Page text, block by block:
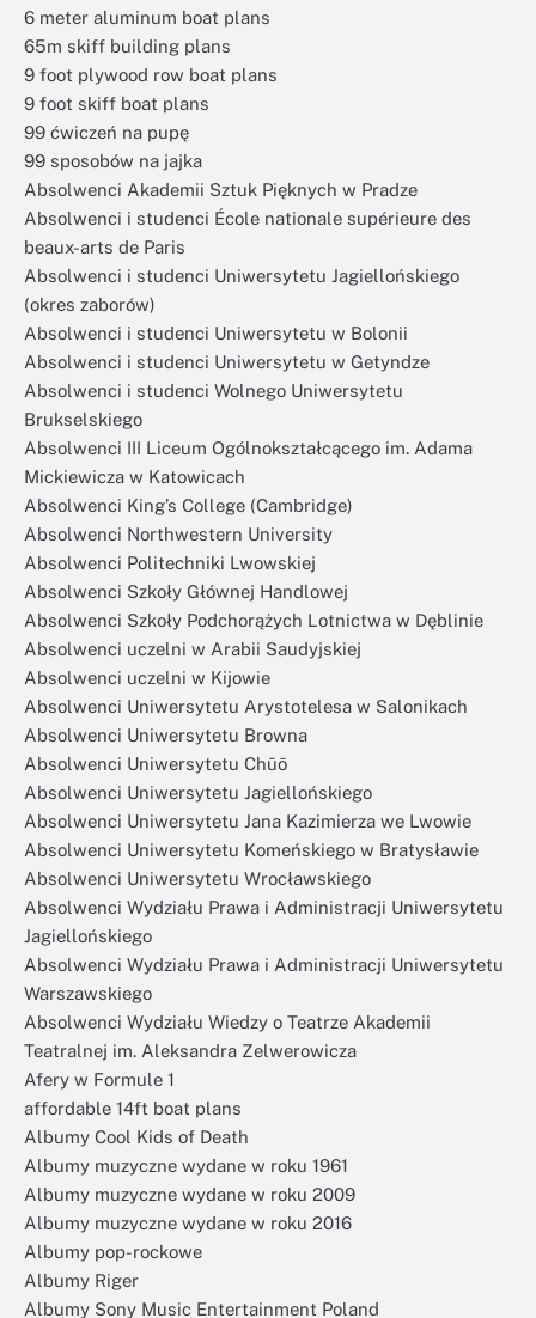
6 meter aluminum boat plans
65m skiff building plans
9 foot plywood row boat plans
9 foot skiff boat plans
99 ćwiczeń na pupę
99 sposobów na jajka
Absolwenci Akademii Sztuk Pięknych w Pradze
Absolwenci i studenci École nationale supérieure des
beaux-arts de Paris
Absolwenci i studenci Uniwersytetu Jagiellońskiego
(okres zaborów)
Absolwenci i studenci Uniwersytetu w Bolonii
Absolwenci i studenci Uniwersytetu w Getyndze
Absolwenci i studenci Wolnego Uniwersytetu
Brukselskiego
Absolwenci III Liceum Ogólnokształcącego im. Adama
Mickiewicza w Katowicach
Absolwenci King’s College (Cambridge)
Absolwenci Northwestern University
Absolwenci Politechniki Lwowskiej
Absolwenci Szkoły Głównej Handlowej
Absolwenci Szkoły Podchorążych Lotnictwa w Dęblinie
Absolwenci uczelni w Arabii Saudyjskiej
Absolwenci uczelni w Kijowie
Absolwenci Uniwersytetu Arystotelesa w Salonikach
Absolwenci Uniwersytetu Browna
Absolwenci Uniwersytetu Chūō
Absolwenci Uniwersytetu Jagiellońskiego
Absolwenci Uniwersytetu Jana Kazimierza we Lwowie
Absolwenci Uniwersytetu Komeńskiego w Bratysławie
Absolwenci Uniwersytetu Wrocławskiego
Absolwenci Wydziału Prawa i Administracji Uniwersytetu
Jagiellońskiego
Absolwenci Wydziału Prawa i Administracji Uniwersytetu
Warszawskiego
Absolwenci Wydziału Wiedzy o Teatrze Akademii
Teatralnej im. Aleksandra Zelwerowicza
Afery w Formule 1
affordable 14ft boat plans
Albumy Cool Kids of Death
Albumy muzyczne wydane w roku 1961
Albumy muzyczne wydane w roku 2009
Albumy muzyczne wydane w roku 2016
Albumy pop-rockowe
Albumy Riger
Albumy Sony Music Entertainment Poland